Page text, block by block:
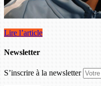
Lire l’article
Newsletter
S’inscrire à la newsletter